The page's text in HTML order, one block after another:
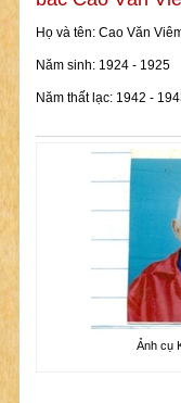
Họ và tên: Cao Văn
Năm sinh: 1924 - 1925
Năm thất lạc: 1942 -
Ảnh cụ